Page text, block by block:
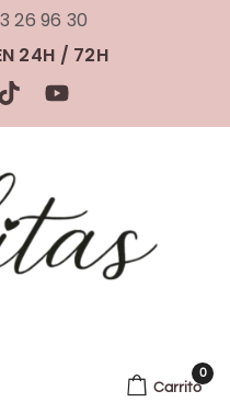
26 96 30
24H / 72H
Carrito
0